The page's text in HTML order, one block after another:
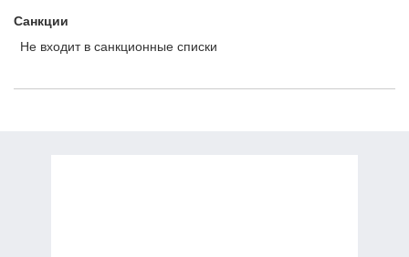
Санкции
Не входит в санкционные списки